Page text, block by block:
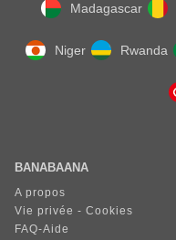
Madagascar
Niger Rwanda
BANABAANA
A propos
Vie privée - Cookies
FAQ-Aide